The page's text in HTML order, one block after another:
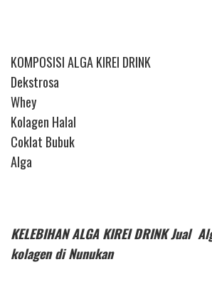
KOMPOSISI ALGA KIREI DRINK
Dekstrosa
Whey
Kolagen Halal
Coklat Bubuk
Alga
KELEBIHAN ALGA KIREI DRINK Jual
kolagen di Nunukan